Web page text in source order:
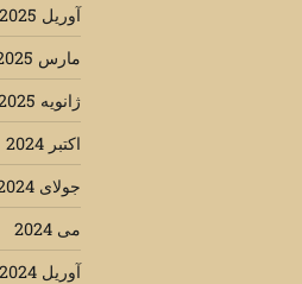
آوریل 2025
مارس 2025
ژانویه 2025
اکتبر 2024
جولای 2024
می 2024
آوریل 2024